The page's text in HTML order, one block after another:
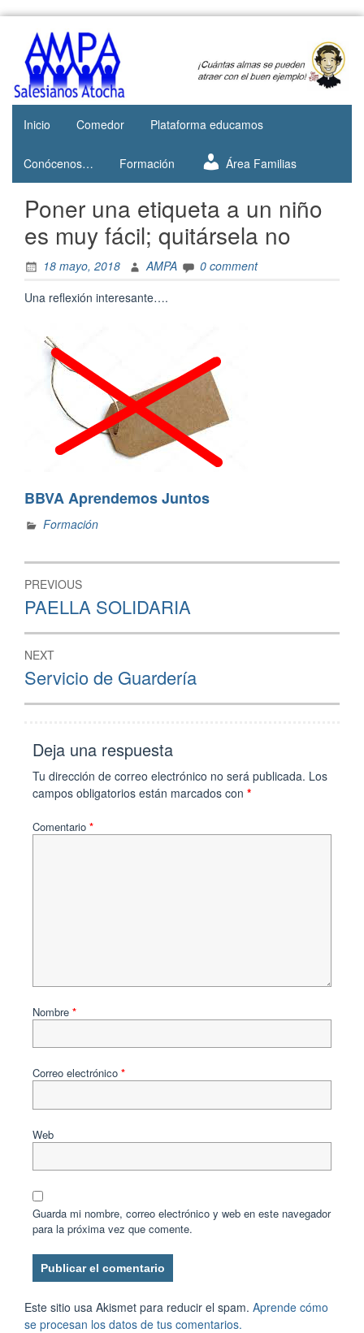
contentAMPA
Salesianos
Atocha
Web del
AMPA del
Colegio
Salesianos
de Atocha
Inicio
Comedor Plataforma educamos
Conócenos… Formación Área Familias
Poner una etiqueta a un niño
es muy fácil; quitársela no
18 mayo, 2018 AMPA
0 comment
Una reflexión interesante….
BBVA Aprendemos Juntos
Formación
Navegación
de
entradas
PREVIOUS
Previous
post:
PAELLA SOLIDARIA
NEXT
Next
post:
Servicio de Guardería
Deja una respuesta
Tu dirección de correo electrónico no será publicada. Los
campos obligatorios están marcados con *
Comentario *
Nombre *
Correo electrónico *
Web
Guarda mi nombre, correo electrónico y web en este navegador
para la próxima vez que comente.
Este sitio usa Akismet para reducir el spam. Aprende cómo
se procesan los datos de tus comentarios.